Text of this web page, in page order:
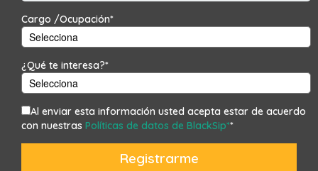
Cargo /Ocupación*
¿Qué te interesa?*
Al enviar esta información usted acepta estar de acuerdo
con nuestras Políticas de datos de BlackSip**
Descarga AHORA tu copia digital